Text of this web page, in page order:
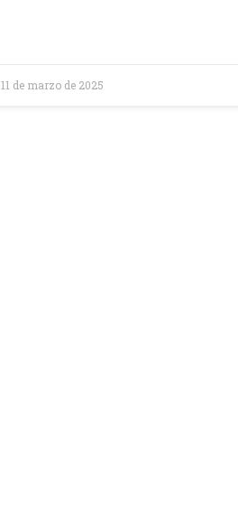
11 de marzo de 2025